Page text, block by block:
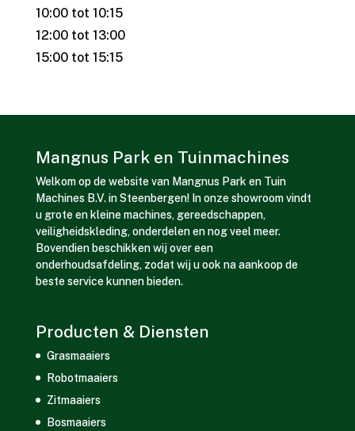
10:00 tot 10:15
12:00 tot 13:00
15:00 tot 15:15
Mangnus Park en Tuinmachines
Welkom op de website van Mangnus Park en Tuin
Machines B.V. in Steenbergen! In onze showroom vindt
u grote en kleine machines, gereedschappen,
veiligheidskleding, onderdelen en nog veel meer.
Bovendien beschikken wij over een
onderhoudsafdeling, zodat wij u ook na aankoop de
beste service kunnen bieden.
Producten & Diensten
Grasmaaiers
Robotmaaiers
Zitmaaiers
Bosmaaiers